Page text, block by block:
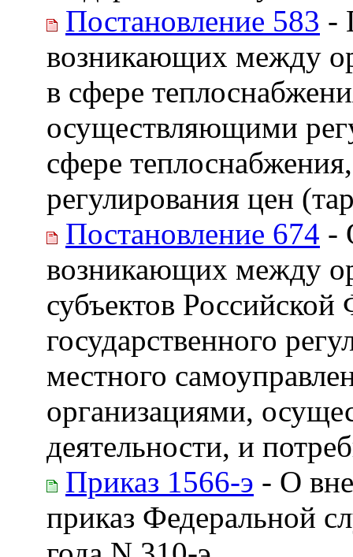
Постановление 583 -
возникающих между
в сфере
осуществляющими
сфере
регулирования цен
Постановление 674 -
возникающих между
субъектов
государственного
местного
организациями,
деятельности, и
Приказ 1566-э - О
приказ Федеральной